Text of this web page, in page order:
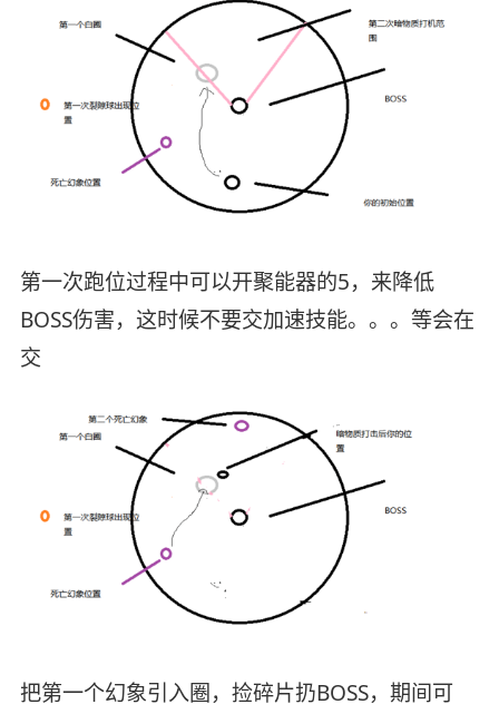
第一次跑位过程中可以开聚能器的5，来降低
BOSS伤害，这时候不要交加速技能。。。等会在
交
把第一个幻象引入圈，捡碎片扔BOSS，期间可